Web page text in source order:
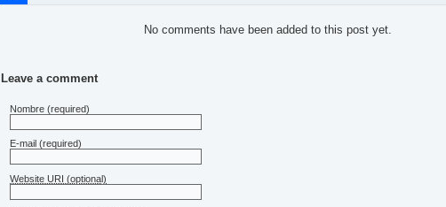
No comments have been added to this post yet.
Leave a comment
Nombre (required)
E-mail (required)
Website URI (optional)